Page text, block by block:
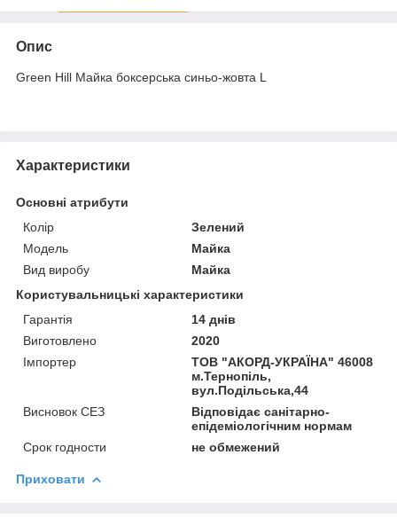
Опис
Green Hill Майка боксерська синьо-жовта L
Характеристики
Основні атрибути
Колір
Зелений
Модель
Майка
Вид виробу
Майка
Користувальницькі характеристики
Гарантія
14 днів
Виготовлено
2020
Імпортер
ТОВ "АКОРД-УКРАЇНА" 46008
м.Тернопіль,
вул.Подільська,44
Висновок СЕЗ
Відповідає санітарно-
епідеміологічним нормам
Срок годности
не обмежений
Приховати